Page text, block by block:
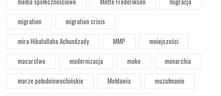
migration
migration crisis
mira Hibatullaha Achundzady
MMP
mniejszości
mocarstwo
modernizacja moko
monarchia
morze południowochińskie
Mołdawia
muzułmanie